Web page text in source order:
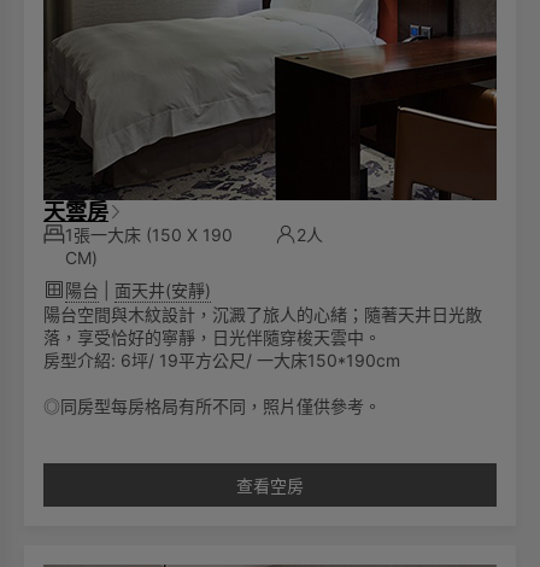
天雲房
1張一大床 (150 X 190
CM)
2人
陽台
面天井(安靜)
陽台空間與木紋設計，沉澱了旅人的心緒；隨著天井日光散
落，享受恰好的寧靜，日光伴隨穿梭天雲中。
房型介紹: 6坪/ 19平方公尺/ 一大床150*190cm
◎同房型每房格局有所不同，照片僅供參考。
查看空房